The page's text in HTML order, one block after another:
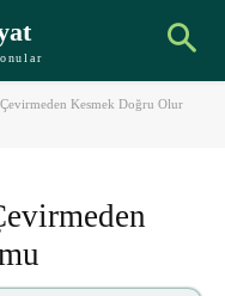
Çevirmeden Kesmek Doğru Olur